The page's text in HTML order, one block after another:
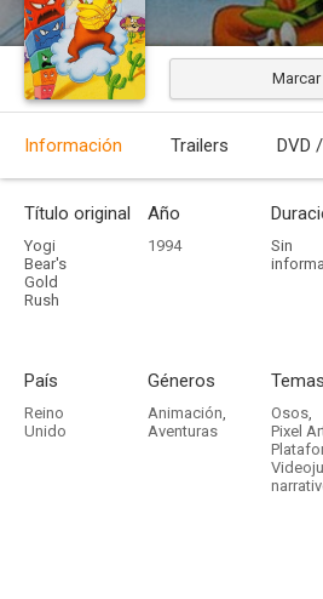
Información Trailers DVD
Título original
Yogi
Bear's
Gold
Rush
Año
1994
Sin
País
Reino
Unido
Géneros
Animación,
Aventuras
Temas
Osos,
Pixel